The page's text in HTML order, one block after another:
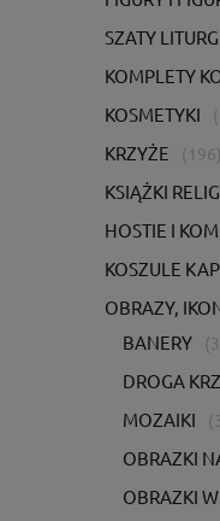
SZATY
KOMPLETY
KOSMETYKI
KRZYŻE (196)
KSIĄŻKI
HOSTIE I
KOSZULE
OBRAZY,
BANERY
DROGA
MOZAIKI
OBRAZKI
OBRAZKI